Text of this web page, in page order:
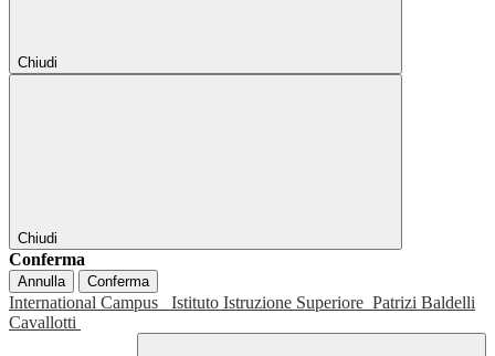
Chiudi
Chiudi
Conferma
Annulla Conferma
International Campus Istituto Istruzione Superiore Patrizi Baldelli
Cavallotti